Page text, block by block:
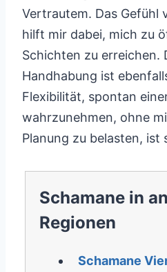
Vertrautem. Das Gefühl
hilft mir dabei, mich zu
Schichten zu erreichen.
Handhabung ist
Flexibilität, spontan
wahrzunehmen, ohne
Planung zu belasten, ist
Schamane in
Regionen
Schamane